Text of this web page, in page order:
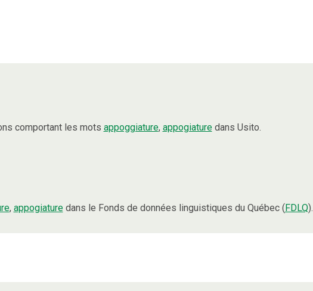
comportant les mots appoggiature, appogiaturedans Usito.
, appogiaturedans le Fonds de données linguistiques du Québec (FDLQ).